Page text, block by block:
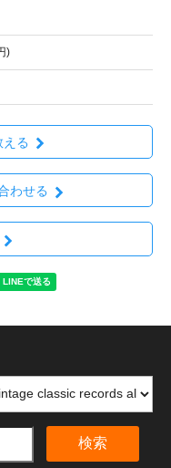
)
る
わせる
検索